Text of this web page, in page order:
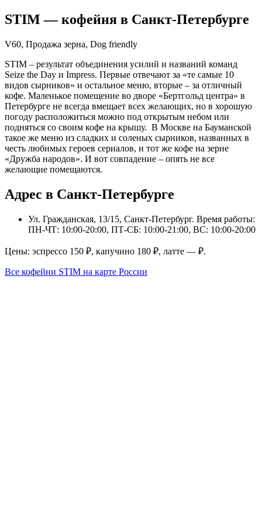
STIM — кофейня в Санкт-Петербурге
V60, Продажа зерна, Dog friendly
STIM – результат объединения усилий и названий команд
Seize the Day и Impress. Первые отвечают за «те самые 10
видов сырников» и остальное меню, вторые – за отличный
кофе. Маленькое помещение во дворе «Бертгольд центра» в
Петербурге не всегда вмещает всех желающих, но в хорошую
погоду расположиться можно под открытым небом или
подняться со своим кофе на крышу. В Москве на Бауманской
такое же меню из сладких и соленых сырников, названных в
честь любимых героев сериалов, и тот же кофе на зерне
«Дружба народов». И вот совпадение – опять не все
желающие помещаются.
Адрес в Санкт-Петербурге
Ул. Гражданская, 13/15, Санкт-Петербург. Время работы:
ПН-ЧТ: 10:00-20:00, ПТ-СБ: 10:00-21:00, ВС: 10:00-20:00
Цены: эспрессо 150 ₽, капучино 180 ₽, латте — ₽.
Все кофейни STIM на карте России